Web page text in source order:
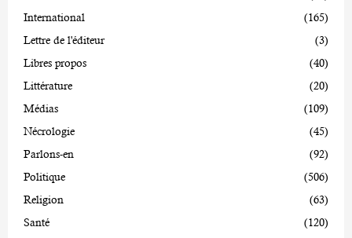
International
(165)
Lettre de l'éditeur
(3)
Libres propos
(40)
Littérature
(20)
Médias
(109)
Nécrologie
(45)
Parlons-en
(92)
Politique
(506)
Religion
(63)
Santé
(120)